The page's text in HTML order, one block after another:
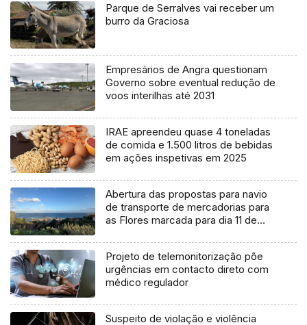
Parque de Serralves vai receber um
burro da Graciosa
Empresários de Angra questionam
Governo sobre eventual redução de
voos interilhas até 2031
IRAE apreendeu quase 4 toneladas
de comida e 1.500 litros de bebidas
em ações inspetivas em 2025
Abertura das propostas para navio
de transporte de mercadorias para
as Flores marcada para dia 11 de
Projeto de telemonitorização põe
urgências em contacto direto com
médico regulador
Suspeito de violação e violência